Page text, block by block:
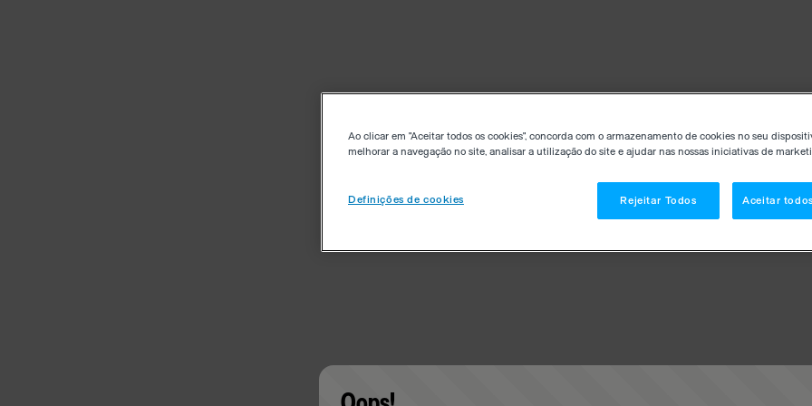
Ao clicar em "Aceitar todos os cookies", concorda com o armazenamento de cookies no seu
melhorar a navegação no site, analisar a utilização do site e ajudar nas nossas iniciativas de
Definições de cookies Rejeitar Todos Aceitar